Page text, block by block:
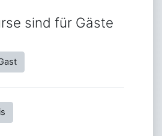
sind für Gäste